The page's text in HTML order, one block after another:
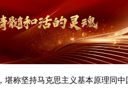
堪称坚持马克思主义基本原理同中